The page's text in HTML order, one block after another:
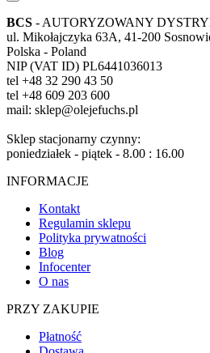
BCS - AUTORYZOWANY
ul. Mikołajczyka 63A, 41-200
Polska - Poland
NIP (VAT ID) PL6441036013
tel +48 32 290 43 50
tel +48 609 203 600
mail: sklep@olejefuchs.pl
Sklep stacjonarny czynny:
poniedziałek - piątek - 8.00 : 16.00
INFORMACJE
Kontakt
Regulamin sklepu
Polityka prywatności
Blog
Infocenter
O nas
PRZY ZAKUPIE
Płatność